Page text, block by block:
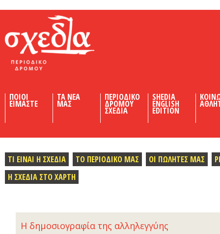
ΠΟΙΟΙ
ΕΙΜΑΣΤΕ
ΤΑ ΝΕΑ
ΜΑΣ
ΠΕΡΙΟΔΙΚΟ
ΔΡΟΜΟΥ
ΣΧΕΔΙΑ
SHEDIA
ENGLISH
EDITION
ΤΙ ΕΙΝΑΙ Η ΣΧΕΔΙΑ ΤΟ ΠΕΡΙΟΔΙΚΟ ΜΑΣ ΟΙ ΠΩΛΗΤΕΣ ΜΑΣ
Η ΣΧΕΔΙΑ ΣΤΟ ΧΑΡΤΗ
Η δημοσιογραφία της αλληλεγγύης